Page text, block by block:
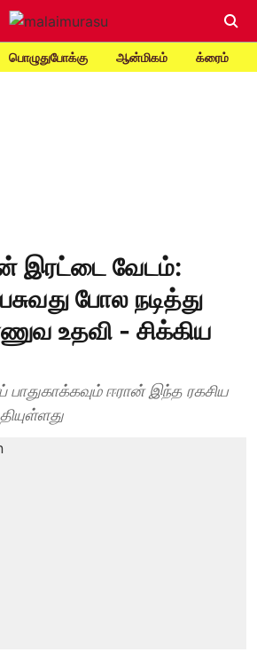
பொழுதுபோக்கு ஆன்மிகம் க்ரைம்
இரட்டை வேடம்:
போல நடித்து
உதவி - சிக்கிய
ஈரான் இந்த ரகசிய